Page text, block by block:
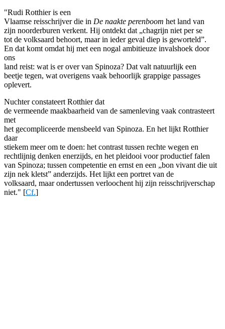
"Rudi Rotthier is een
Vlaamse reisschrijver die in De naakte perenboom het land van
zijn noorderburen verkent. Hij ontdekt dat „chagrijn niet per se
tot de volksaard behoort, maar in ieder geval diep is geworteld”.
En dat komt omdat hij met een nogal ambitieuze invalshoek door
ons
land reist: wat is er over van Spinoza? Dat valt natuurlijk een
beetje tegen, wat overigens vaak behoorlijk grappige passages
oplevert.
Nuchter constateert Rotthier dat
de vermeende maakbaarheid van de samenleving vaak contrasteert
met
het gecompliceerde mensbeeld van Spinoza. En het lijkt Rotthier
daar
stiekem meer om te doen: het contrast tussen rechte wegen en
rechtlijnig denken enerzijds, en het pleidooi voor productief falen
van Spinoza; tussen competentie en ernst en een „bon vivant die uit
zijn nek kletst” anderzijds. Het lijkt een portret van de
volksaard, maar ondertussen verloochent hij zijn reisschrijverschap
niet." [Cf.]